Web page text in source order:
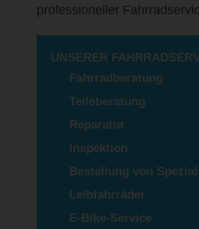
professioneller
UNSERER
Fahrradberatung
Teileberatung
Reparatur
Inspektion
Bestellung von
Leihfahrräder
E-Bike-Service